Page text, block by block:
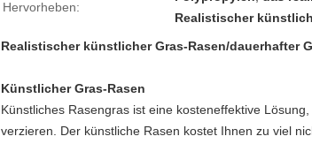
Hervorheben:
Realistischer
Realistischer künstlicher Gras-Rasen/dauerhafter
Künstlicher Gras-Rasen
Künstliches Rasengras ist eine kosteneffektive
verzieren. Der künstliche Rasen kostet Ihnen zu viel